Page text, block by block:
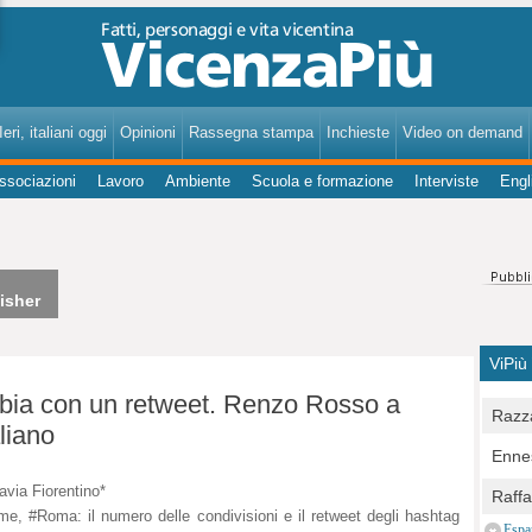
italiani oggi Opinioni Rassegna stampa Inchieste Video on demand
Lavoro Ambiente Scuola e formazione Interviste
con un retweet. Renzo Rosso a
Fiorentino*
#Roma: il numero delle condivisioni e il retweet degli hashtag
ViPiù
per
E